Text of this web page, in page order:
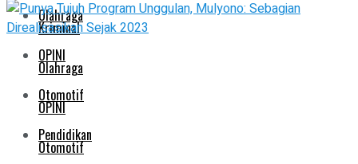
Olahraga
OPINI
Otomotif
Pendidikan
Kriminal
Olahraga
OPINI
Otomotif